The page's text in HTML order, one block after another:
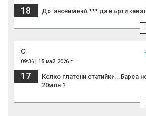
18 До: анонименА *** да върти
С
09:36 | 15 май 2026 г.
17
Колко платени статийки...Барса
20млн.?